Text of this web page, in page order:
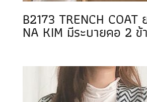
B2173 TRENCH COAT
NA KIM มีระบายคอ 2